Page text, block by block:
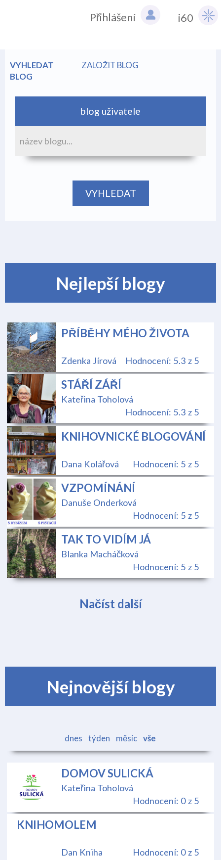
i60
Přihlášení
VYHLEDAT
BLOG
ZALOŽIT BLOG
blog uživatele
Nejlepší blogy
PŘÍBĚHY MÉHO ŽIVOTA
Zdenka Jírová Hodnocení: 5.3 z 5
STÁŘÍ ZÁŘÍ
Kateřina Toholová
Hodnocení: 5.3 z 5
KNIHOVNICKÉ BLOGOVÁNÍ
Dana Kolářová Hodnocení: 5 z 5
VZPOMÍNÁNÍ
Danuše Onderková
Hodnocení: 5 z 5
TAK TO VIDÍM JÁ
Blanka Macháčková
Hodnocení: 5 z 5
Načíst další
Nejnovější blogy
dnes týden měsíc vše
DOMOV SULICKÁ
Kateřina Toholová
Hodnocení: 0 z 5
KNIHOMOLEM
Dan Kniha Hodnocení: 0 z 5